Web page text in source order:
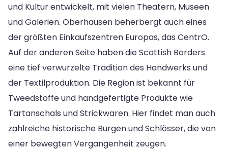
und Kultur entwickelt, mit vielen Theatern, Museen
und Galerien. Oberhausen beherbergt auch eines
der größten Einkaufszentren Europas, das CentrO.
Auf der anderen Seite haben die Scottish Borders
eine tief verwurzelte Tradition des Handwerks und
der Textilproduktion. Die Region ist bekannt für
Tweedstoffe und handgefertigte Produkte wie
Tartanschals und Strickwaren. Hier findet man auch
zahlreiche historische Burgen und Schlösser, die von
einer bewegten Vergangenheit zeugen.